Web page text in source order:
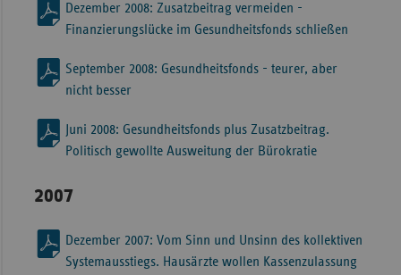
Dezember 2008: Zusatzbeitrag vermeiden -
Finanzierungslücke im Gesundheitsfonds schließen
September 2008: Gesundheitsfonds - teurer, aber
nicht besser
Juni 2008: Gesundheitsfonds plus Zusatzbeitrag.
Politisch gewollte Ausweitung der Bürokratie
2007
Dezember 2007: Vom Sinn und Unsinn des kollektiven
Systemausstiegs. Hausärzte wollen Kassenzulassung